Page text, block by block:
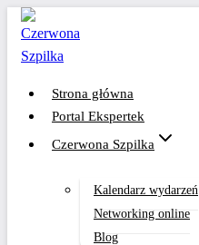
Przejdź
treści
Strona główna
Portal Ekspertek
Czerwona Szpilka
Kalendarz wydarzeń
Networking online
Blog